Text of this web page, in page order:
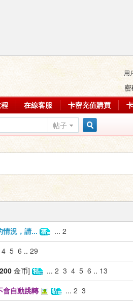
用
在線客服 卡密充值購買
帖子
索
情況，請... ... 2
4 5 6 .. 29
200 金币] ... 2 3 4 5 6 .. 13
會自動跳轉 ... 2 3